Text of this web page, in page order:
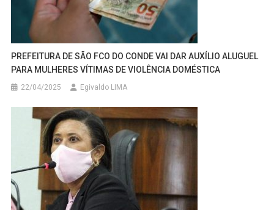
PREFEITURA DE SÃO FCO DO CONDE VAI DAR AUXÍLIO ALUGUEL
PARA MULHERES VÍTIMAS DE VIOLÊNCIA DOMÉSTICA
22/04/2025 Egivaldo LIMA